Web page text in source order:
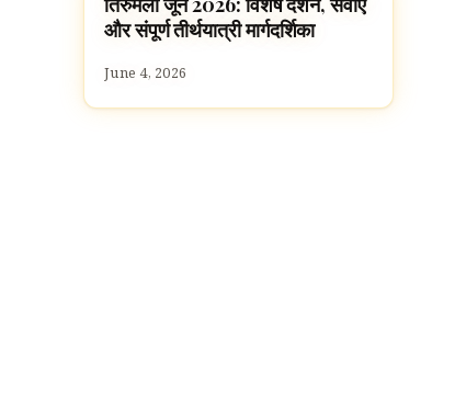
और संपूर्ण तीर्थयात्री मार्गदर्शिका
June 4, 2026